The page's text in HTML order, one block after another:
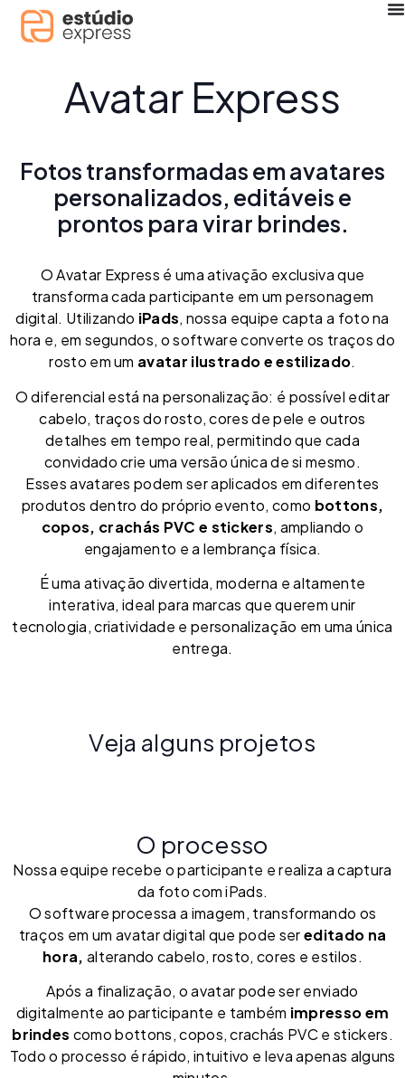
Avatar Express
Fotos transformadas em avatares
personalizados, editáveis e
prontos para virar brindes.
O Avatar Express é uma ativação exclusiva que
transforma cada participante em um personagem
digital. Utilizando iPads, nossa equipe capta a foto na
hora e, em segundos, o software converte os traços do
rosto em um avatar ilustrado e estilizado.
O diferencial está na personalização: é possível editar
cabelo, traços do rosto, cores de pele e outros
detalhes em tempo real, permitindo que cada
convidado crie uma versão única de si mesmo.
Esses avatares podem ser aplicados em diferentes
produtos dentro do próprio evento, como bottons,
copos, crachás PVC e stickers, ampliando o
engajamento e a lembrança física.
É uma ativação divertida, moderna e altamente
interativa, ideal para marcas que querem unir
tecnologia, criatividade e personalização em uma única
entrega.
Veja alguns projetos
O processo
Nossa equipe recebe o participante e realiza a captura
da foto com iPads.
O software processa a imagem, transformando os
traços em um avatar digital que pode sereditado na
hora, alterando cabelo, rosto, cores e estilos.
Após a finalização, o avatar pode ser enviado
digitalmente ao participante e também impresso em
brindes como bottons, copos, crachás PVC e stickers.
Todo o processo é rápido, intuitivo e leva apenas alguns